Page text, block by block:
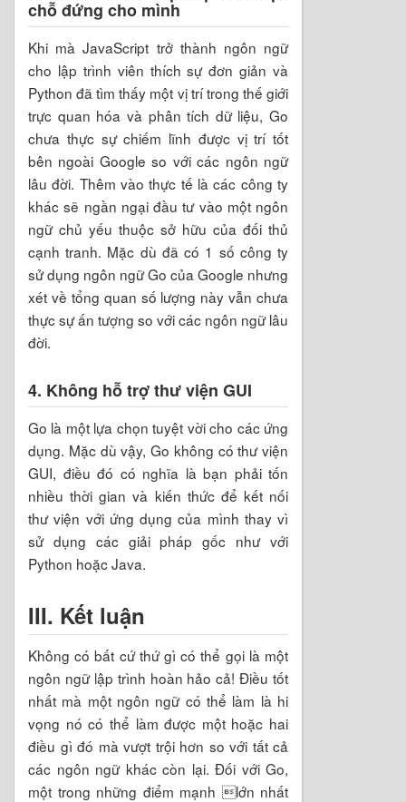
chỗ đứng cho mình
Khi mà JavaScript trở thành ngôn ngữ
cho lập trình viên thích sự đơn giản và
Python đã tìm thấy một vị trí trong thế giới
trực quan hóa và phân tích dữ liệu, Go
chưa thực sự chiếm lĩnh được vị trí tốt
bên ngoài Google so với các ngôn ngữ
lâu đời. Thêm vào thực tế là các công ty
khác sẽ ngần ngại đầu tư vào một ngôn
ngữ chủ yếu thuộc sở hữu của đối thủ
cạnh tranh. Mặc dù đã có 1 số công ty
sử dụng ngôn ngữ Go của Google nhưng
xét về tổng quan số lượng này vẫn chưa
thực sự ấn tượng so với các ngôn ngữ lâu
đời.
4. Không hỗ trợ thư viện GUI
Go là một lựa chọn tuyệt vời cho các ứng
dụng. Mặc dù vậy, Go không có thư viện
GUI, điều đó có nghĩa là bạn phải tốn
nhiều thời gian và kiến ​​thức để kết nối
thư viện với ứng dụng của mình thay vì
sử dụng các giải pháp gốc như với
Python hoặc Java.
III. Kết luận
Không có bất cứ thứ gì có thể gọi là một
ngôn ngữ lập trình hoàn hảo cả! Điều tốt
nhất mà một ngôn ngữ có thể làm là hi
vọng nó có thể làm được một hoặc hai
điều gì đó mà vượt trội hơn so với tất cả
các ngôn ngữ khác còn lại. Đối với Go,
một trong những điểm mạnh lớn nhất